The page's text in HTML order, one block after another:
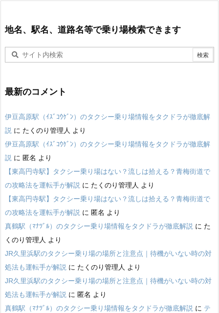
地名、駅名、道路名等で乗り場検索できます
最新のコメント
伊豆高原駅（ｲｽﾞｺｳｹﾞﾝ）のタクシー乗り場情報をタクドラが徹底解
説 に たくのり管理人 より
伊豆高原駅（ｲｽﾞｺｳｹﾞﾝ）のタクシー乗り場情報をタクドラが徹底解
説 に 匿名 より
【東高円寺駅】タクシー乗り場はない？流しは拾える？青梅街道で
の攻略法を運転手が解説 に たくのり管理人 より
【東高円寺駅】タクシー乗り場はない？流しは拾える？青梅街道で
の攻略法を運転手が解説 に 匿名 より
真鶴駅（ﾏﾅﾂﾞﾙ）のタクシー乗り場情報をタクドラが徹底解説 に た
くのり管理人 より
JR久里浜駅のタクシー乗り場の場所と注意点｜待機がいない時の対
処法も運転手が解説 に たくのり管理人 より
JR久里浜駅のタクシー乗り場の場所と注意点｜待機がいない時の対
処法も運転手が解説 に 匿名 より
真鶴駅（ﾏﾅﾂﾞﾙ）のタクシー乗り場情報をタクドラが徹底解説 に テ